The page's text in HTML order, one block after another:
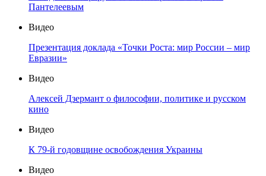
Пантелеевым
Видео
Презентация доклада «Точки Роста: мир России – мир
Евразии»
Видео
Алексей Дзермант о философии, политике и русском
кино
Видео
К 79-й годовщине освобождения Украины
Видео